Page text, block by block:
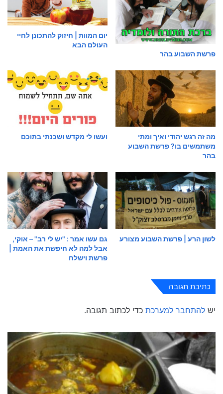
פרשת השבוע בהר
יום המוות | חיזוק להתכונן לחיי
העולם הבא
מה זה רגש יהודי ואיך ומתי
משתמשים בו? פרשת השבוע
בהר
ועשו לי מקדש ושכנתי בתוכם
לשון הרע | פרשת השבוע מצורע
גם עשו אמר : "יש לי רב" – אוקי,
אבל למה לא חיפשת את האמת |
פרשת וישלח
כתיבת תגובה
יש להתחבר למערכת כדי לכתוב תגובה.